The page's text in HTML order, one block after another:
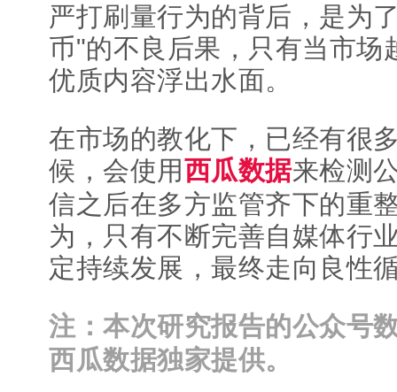
严打刷量行为的背后，是为
币"的不良后果，只有当市场
优质内容浮出水面。
在市场的教化下，已经有很
候，会使用西瓜数据来检测
信之后在多方监管齐下的重
为，只有不断完善自媒体行
定持续发展，最终走向良性
注：本次研究报告的公众号
西瓜数据独家提供。